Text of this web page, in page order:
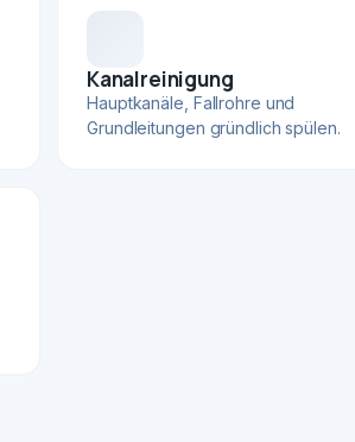
Kanalreinigung
Hauptkanäle, Fallrohre und
Grundleitungen gründlich spülen.